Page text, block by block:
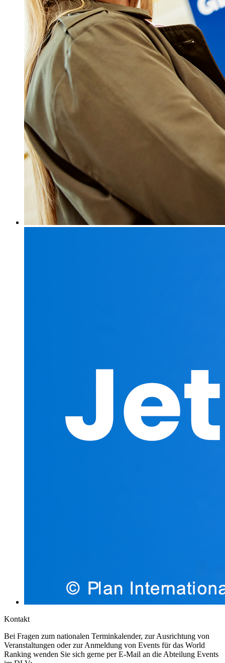
Kontakt
Bei Fragen zum nationalen Terminkalender, zur Ausrichtung von
Veranstaltungen oder zur Anmeldung von Events für das World
Ranking wenden Sie sich gerne per E-Mail an die Abteilung Events